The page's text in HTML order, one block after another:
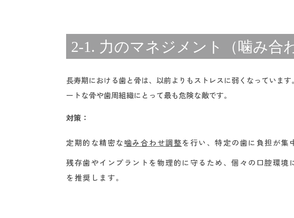
2-1. 力のマネジメント（噛み合
長寿期における歯と骨は、以前よりもストレスに弱くなっていま
ートな骨や歯周組織にとって最も危険な敵です。
対策：
定期的な精密な噛み合わせ調整を行い、特定の歯に負担が集
残存歯やインプラントを物理的に守るため、個々の口腔環境
を推奨します。